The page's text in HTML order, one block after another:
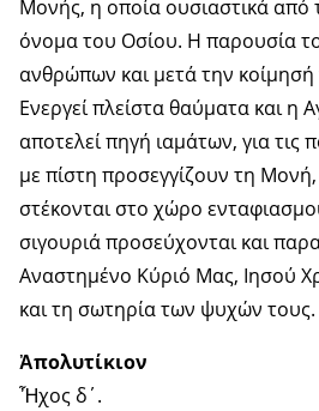
Μονής, η οποία ουσιαστικά από
όνομα του Οσίου. Η παρουσία
ανθρώπων και μετά την κοίμησή
Ενεργεί πλείστα θαύματα και η
αποτελεί πηγή ιαμάτων, για τις
με πίστη προσεγγίζουν τη
στέκονται στο χώρο
σιγουριά προσεύχονται και
Αναστημένο Κύριό Μας, Ιησού
και τη σωτηρία των ψυχών τους.
Ἀπολυτίκιον
Ἦχος δ΄.